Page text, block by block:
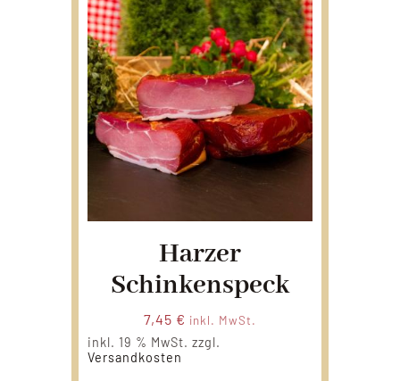
Harzer
Schinkenspeck
7,45 € inkl. MwSt.
inkl. 19 % MwSt. zzgl.
Versandkosten